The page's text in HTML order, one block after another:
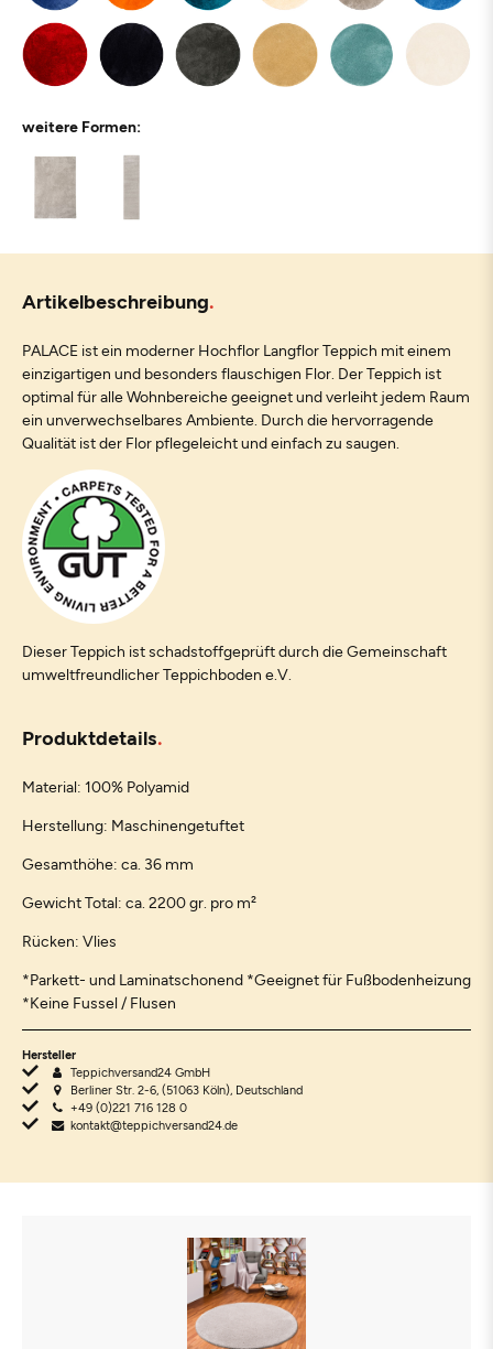
weitere Formen:
Artikelbeschreibung
PALACE ist ein moderner Hochflor Langflor Teppich mit einem
einzigartigen und besonders flauschigen Flor. Der Teppich ist
optimal für alle Wohnbereiche geeignet und verleiht jedem Raum
ein unverwechselbares Ambiente. Durch die hervorragende
Qualität ist der Flor pflegeleicht und einfach zu saugen.
Dieser Teppich ist schadstoffgeprüft durch die Gemeinschaft
umweltfreundlicher Teppichboden e.V.
Produktdetails
Material: 100% Polyamid
Herstellung: Maschinengetuftet
Gesamthöhe: ca. 36 mm
Gewicht Total: ca. 2200 gr. pro m²
Rücken: Vlies
*Parkett- und Laminatschonend *Geeignet für Fußbodenheizung
*Keine Fussel / Flusen
Hersteller
Teppichversand24 GmbH
Berliner Str. 2-6, (51063 Köln), Deutschland
+49 (0)221 716 128 0
kontakt@teppichversand24.de